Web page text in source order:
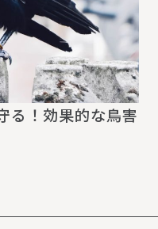
る！効果的な鳥害